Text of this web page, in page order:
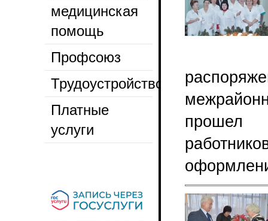
медицинская
помощь
Профсоюз
Трудоустройство
Платные
услуги
прошел